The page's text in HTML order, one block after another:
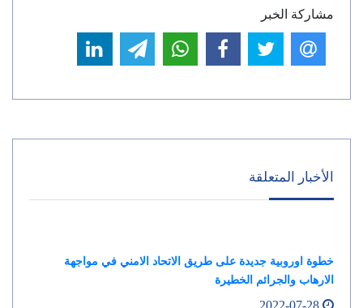
مشاركة الخبر
الأخبار المتعلقة
خطوة اوروبية جديدة على طريق الاتحاد الامني في مواجهة
الارهاب والجرائم الخطيرة